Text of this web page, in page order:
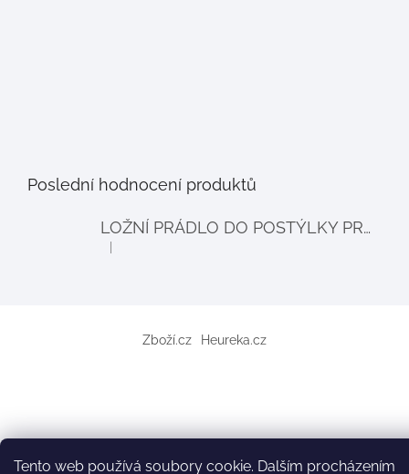
Tento web používá soubory cookie. Dalším procházením
Poslední hodnocení produktů
LOŽNÍ PRÁDLO DO POSTÝLKY PRO PANENKY BALLOON - šedé
Hodnocení produktu je 4 z 5 hvězdiček.
Zboží.cz Heureka.cz